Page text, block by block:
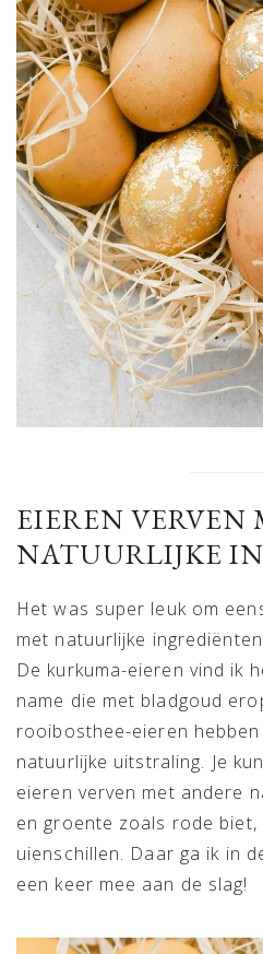
EIEREN VERVEN
NATUURLIJKE
Het was super leuk om
met natuurlijke
De kurkuma-eieren vind ik
name die met bladgoud
rooibosthee-eieren
natuurlijke uitstraling. Je
eieren verven met andere
en groente zoals rode
uienschillen. Daar ga ik in
een keer mee aan de slag!